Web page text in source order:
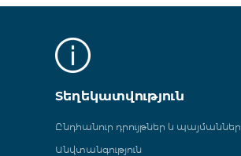
Տեղեկատվություն
Ընդհանուր դրույթներ և պայմաններ
Անվտանգություն